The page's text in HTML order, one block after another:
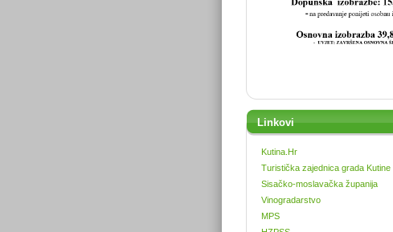
Linkovi
Kutina.Hr
Turistička zajednica grada Kutine
Sisačko-moslavačka županija
Vinogradarstvo
MPS